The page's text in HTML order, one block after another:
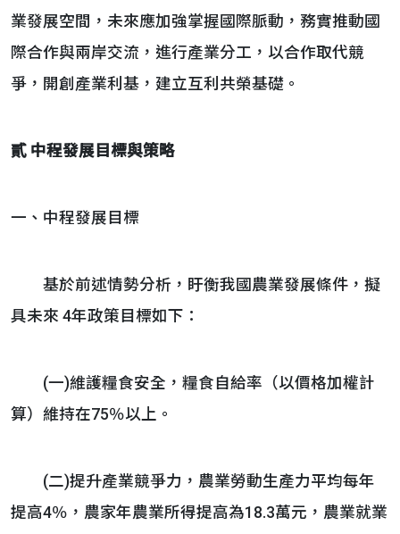
業發展空間，未來應加強掌握國際脈動，務實推動國
際合作與兩岸交流，進行產業分工，以合作取代競
爭，開創產業利基，建立互利共榮基礎。
貳 中程發展目標與策略
一、中程發展目標
基於前述情勢分析，盱衡我國農業發展條件，擬
具未來 4年政策目標如下：
(一)維護糧食安全，糧食自給率（以價格加權計
算）維持在75％以上。
(二)提升產業競爭力，農業勞動生產力平均每年
提高4％，農家年農業所得提高為18.3萬元，農業就業